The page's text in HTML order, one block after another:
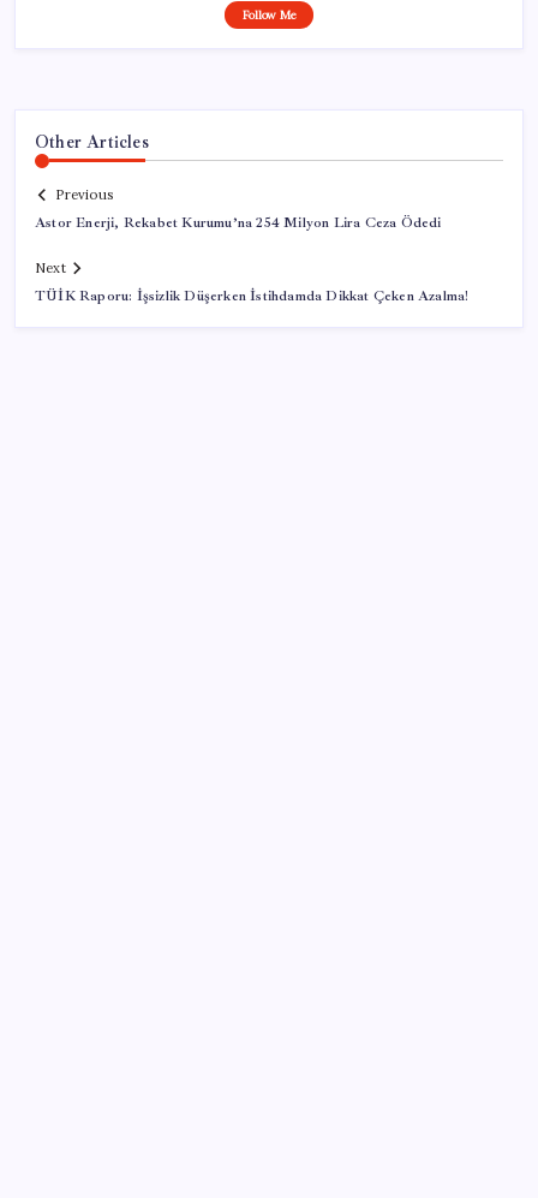
Follow Me
Other Articles
Previous
Astor Enerji, Rekabet Kurumu’na 254 Milyon Lira Ceza Ödedi
Next
TÜİK Raporu: İşsizlik Düşerken İstihdamda Dikkat Çeken Azalma!